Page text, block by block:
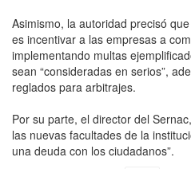
Asimismo, la autoridad precisó
es incentivar a las empresas a
implementando multas
sean “consideradas en serios”,
reglados para arbitrajes.
Por su parte, el director del
las nuevas facultades de la
una deuda con los ciudadanos”.